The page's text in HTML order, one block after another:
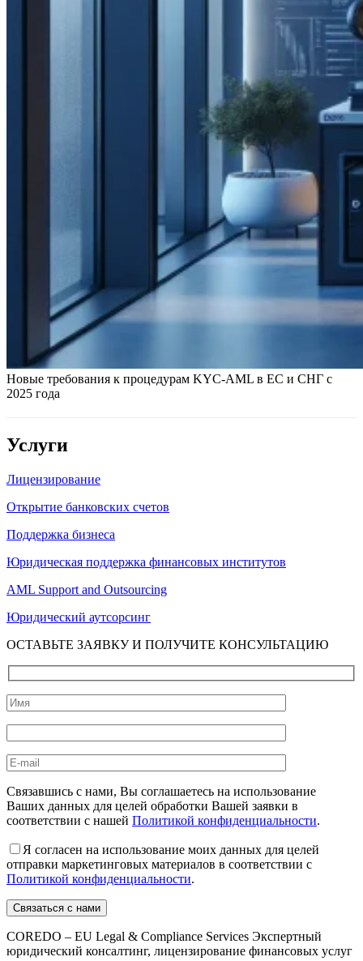
Новые требования к процедурам KYC-AML в ЕС и СНГ с
2025 года
Услуги
Лицензирование
Открытие банковских счетов
Поддержка бизнеса
Юридическая поддержка финансовых институтов
AML Support and Outsourcing
Юридический аутсорсинг
ОСТАВЬТЕ ЗАЯВКУ И ПОЛУЧИТЕ КОНСУЛЬТАЦИЮ
Связавшись с нами, Вы соглашаетесь на использование
Ваших данных для целей обработки Вашей заявки в
соответствии с нашей Политикой конфиденциальности.
Я согласен на использование моих данных для целей
отправки маркетинговых материалов в соответствии с
Политикой конфиденциальности.
COREDO – EU Legal & Compliance Services Экспертный
юридический консалтинг, лицензирование финансовых услуг